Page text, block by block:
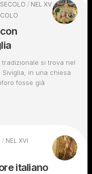
/ NEL XV
si trova nel
in una chiesa
fosse già
/ NEL XVI
italiano